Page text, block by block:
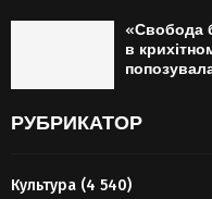
«Свобода
в
РУБРИКАТОР
Культура (4 540)